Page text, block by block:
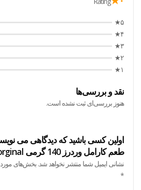
۵★
۴★
۳★
۲★
۱★
نقد و بررسی‌ها
هنوز بررسی‌ای ثبت نشده است.
اولین کسی باشید که دیدگاهی می
طعم کارامل وردرز 140 گرمی werthers orginal”
نشانی ایمیل شما منتشر نخواهد شد. بخش‌های
*